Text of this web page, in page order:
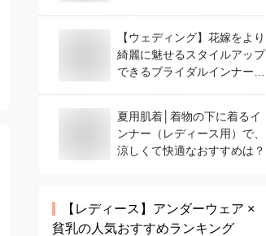
【ウェディング】花嫁をより
綺麗に魅せるスタイルアップ
できるブライダルインナー
夏用肌着│着物の下に着るイ
ンナー（レディース用）で、
涼しくて快適なおすすめは？
【レディース】 アンダーウェア ×
貧乳の人気おすすめランキング